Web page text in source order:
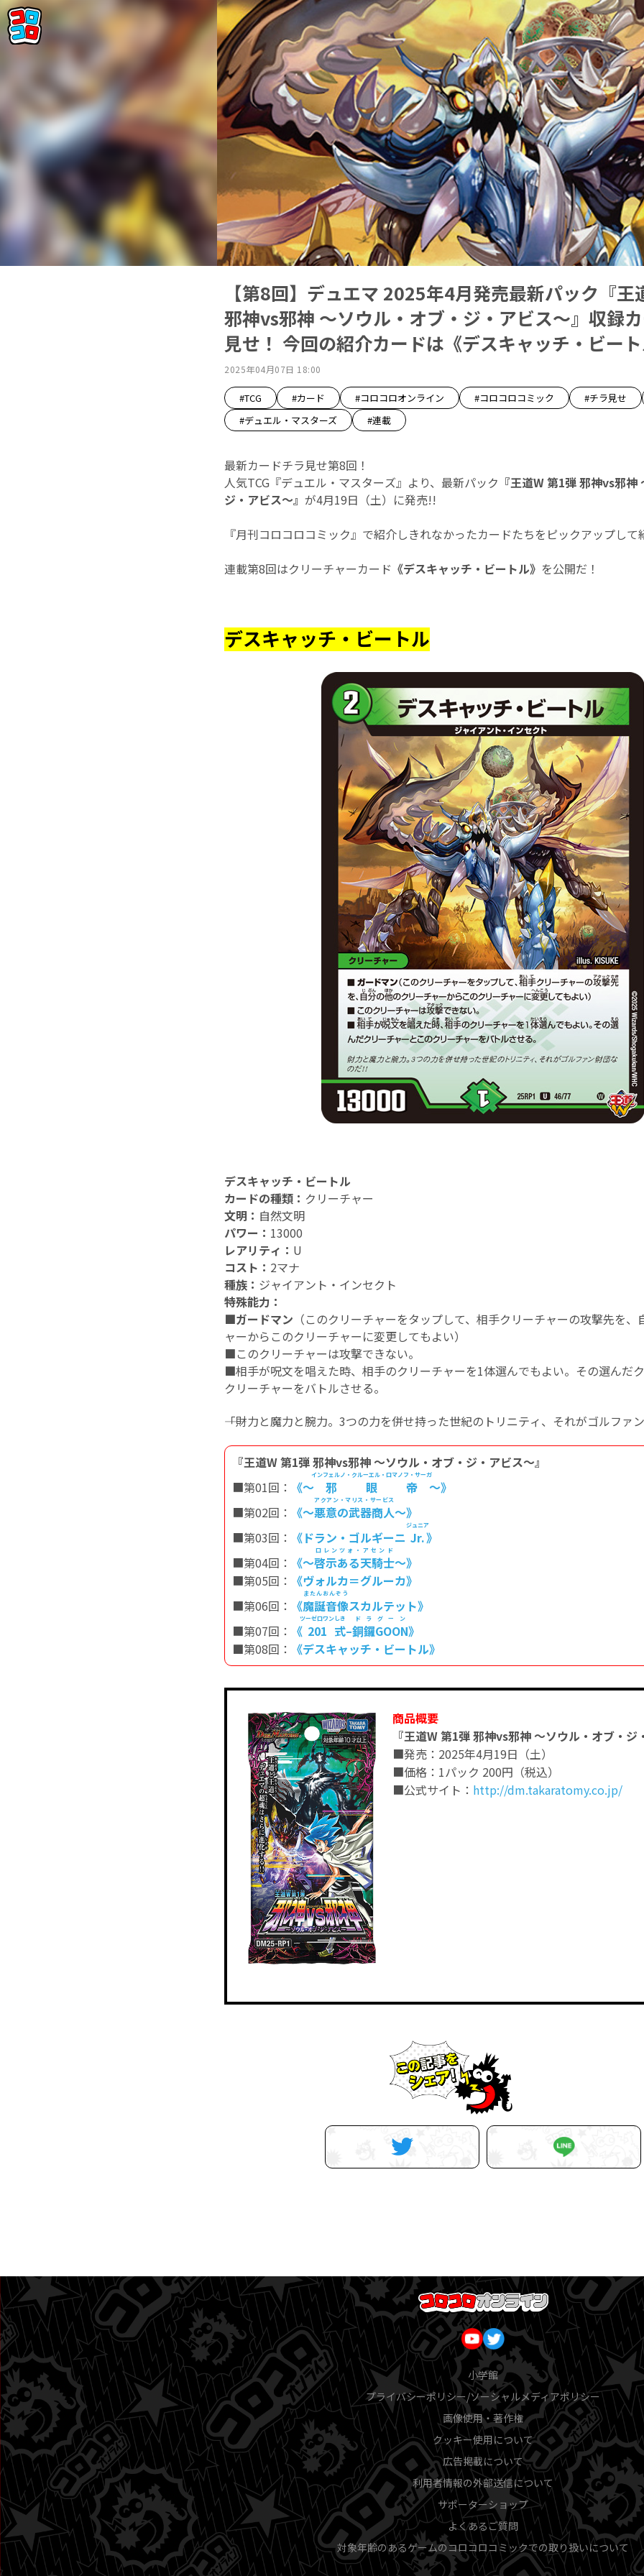
【第8回】デュエマ 2025年4月発売最新パック『王
邪神vs邪神 ～ソウル・オブ・ジ・アビス～』収録
見せ！ 今回の紹介カードは《デスキャッチ・ビー
2025年04月07日 18:00
#TCG #カード #コロコロオンライン #コロコロコミック #チラ見せ
#デュエル・マスターズ
#連載
最新カードチラ見せ第8回！
人気TCG『デュエル・マスターズ』より、最新パック 『王道W 第1弾 邪神vs邪神
ジ・アビス～』 が4月19日（土）に発売!!
『月刊コロコロコミック』で紹介しきれなかったカードたちをピックアップし
連載第8回はクリーチャーカード 《デスキャッチ・ビートル》 を公開だ！
デスキャッチ・ビートル
デスキャッチ・ビートル
カードの種類： クリーチャー
文明： 自然文明
パワー： 13000
レアリティ： U
コスト： 2マナ
種族： ジャイアント・インセクト
特殊能力：
■ガードマン （このクリーチャーをタップして、相手クリーチャーの攻撃先を
ャーからこのクリーチャーに変更してもよい）
■このクリーチャーは攻撃できない。
■相手が呪文を唱えた時、相手のクリーチャーを1体選んでもよい。その選んだ
クリーチャーをバトルさせる。
――「財力と魔力と腕力。3つの力を併せ持った世紀のトリニティ、それがゴルファ
『王道W 第1弾 邪神vs邪神 ～ソウル・オブ・ジ・アビス～』
■第01回：
《～ 邪眼帝
インフェルノ・クルーエル・ロマノフ・サーガ
～》
■第02回：
《～悪意の武器商人
アクアン・マリス・サービス
～》
■第03回：
《ドラン・ゴルギーニ Jr.
ジュニア
》
■第04回：
《～啓示ある天騎士
ロレンツォ・アセンド
～》
■第05回：
《ヴォルカ＝グルーカ》
■第06回：
《魔誕音像
またんおんぞう
スカルテット》
■第07回：
《 201
ツーゼロワン
式
しき
–銅鑼GOON
ドラグーン
》
■第08回： 《デスキャッチ・ビートル》
商品概要
『王道W 第1弾 邪神vs邪神 ～ソウル・オブ・ジ
■発売：2025年4月19日（土）
■価格：1パック 200円（税込）
■公式サイト： http://dm.takaratomy.co.jp/
小学館
プライバシーポリシー/ソーシャルメディアポリシー
画像使用・著作権
クッキー使用について
広告掲載について
利用者情報の外部送信について
サポーターショップ
よくあるご質問
対象年齢のあるゲームのコロコロコミックでの取り扱いについて